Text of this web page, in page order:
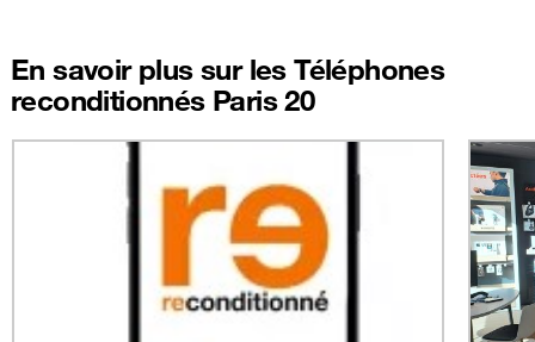
En savoir plus sur les Téléphones
reconditionnés Paris 20